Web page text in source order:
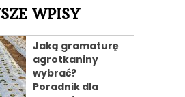
WPISY
Jaką gramaturę
agrotkaniny
wybrać?
Poradnik dla